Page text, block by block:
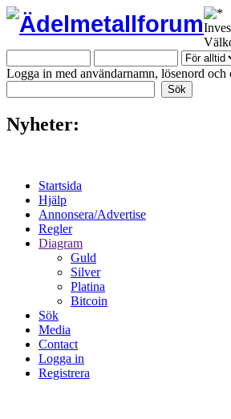
Logga in med användarnamn, lösenord och
Nyheter:
Startsida
Hjälp
Annonsera/Advertise
Regler
Diagram
Guld
Silver
Platina
Bitcoin
Sök
Media
Contact
Logga in
Registrera